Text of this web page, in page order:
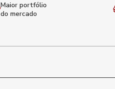
Maior portfólio
do mercado